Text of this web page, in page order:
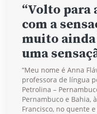
“Volto para
com a
muito
uma
“Meu nome é Anna
professora de língua
Petrolina –
Pernambuco e Bahia,
Francisco, no quente